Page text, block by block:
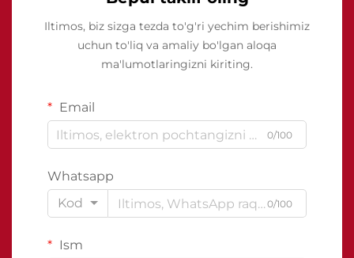
Iltimos, biz sizga tezda to'g'ri yechim berishimiz
uchun to'liq va amaliy bo'lgan aloqa
ma'lumotlaringizni kiriting.
Email
0/100
Whatsapp
Kod
0/100
Ism